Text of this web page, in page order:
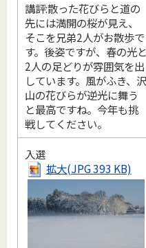
講評:散った花びらと道の
先には満開の桜が見え、
そこを兄弟2人がお散歩で
す。後姿ですが、春の光と
2人の足どりが雰囲気を出
しています。風がふき、沢
山の花びらが逆光に舞う
と最高ですね。今年も挑
戦してください。
入選
拡大(JPG 393 KB)